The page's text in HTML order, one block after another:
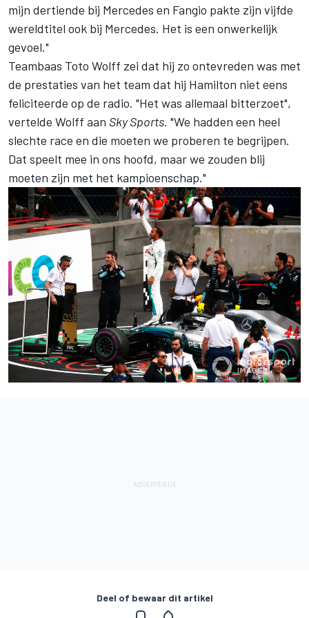
mijn dertiende bij Mercedes en Fangio pakte zijn vijfde
wereldtitel ook bij Mercedes. Het is een onwerkelijk
gevoel."
Teambaas Toto Wolff zei dat hij zo ontevreden was met
de prestaties van het team dat hij Hamilton niet eens
feliciteerde op de radio. "Het was allemaal bitterzoet",
vertelde Wolff aan Sky Sports. "We hadden een heel
slechte race en die moeten we proberen te begrijpen.
Dat speelt mee in ons hoofd, maar we zouden blij
moeten zijn met het kampioenschap."
Deel of bewaar dit artikel